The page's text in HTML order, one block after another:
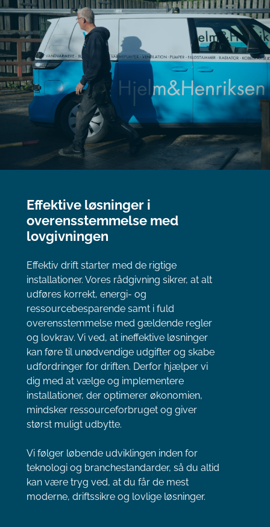
Effektive løsninger i
overensstemmelse med
lovgivningen
Effektiv drift starter med de rigtige
installationer. Vores rådgivning sikrer, at alt
udføres korrekt, energi- og
ressourcebesparende samt i fuld
overensstemmelse med gældende regler
og lovkrav. Vi ved, at ineffektive løsninger
kan føre til unødvendige udgifter og skabe
udfordringer for driften. Derfor hjælper vi
dig med at vælge og implementere
installationer, der optimerer økonomien,
mindsker ressourceforbruget og giver
størst muligt udbytte.
Vi følger løbende udviklingen inden for
teknologi og branchestandarder, så du altid
kan være tryg ved, at du får de mest
moderne, driftssikre og lovlige løsninger.